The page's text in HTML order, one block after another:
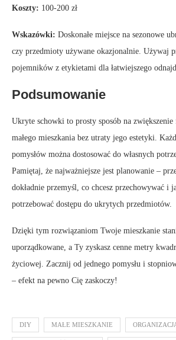
Koszty: 100-200 zł
Wskazówki: Doskonałe miejsce na sezonowe
czy przedmioty używane okazjonalnie. Używaj
pojemników z etykietami dla łatwiejszego
Podsumowanie
Ukryte schowki to prosty sposób na
małego mieszkania bez utraty jego estetyki.
pomysłów można dostosować do własnych
Pamiętaj, że najważniejsze jest planowanie –
dokładnie przemyśl, co chcesz przechowywać i
potrzebować dostępu do ukrytych przedmiotów.
Dzięki tym rozwiązaniom Twoje mieszkanie
uporządkowane, a Ty zyskasz cenne metry
życiowej. Zacznij od jednego pomysłu i
– efekt na pewno Cię zaskoczy!
DIY MAŁE MIESZKANIE